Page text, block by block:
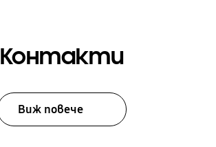
Контакти
Виж повече